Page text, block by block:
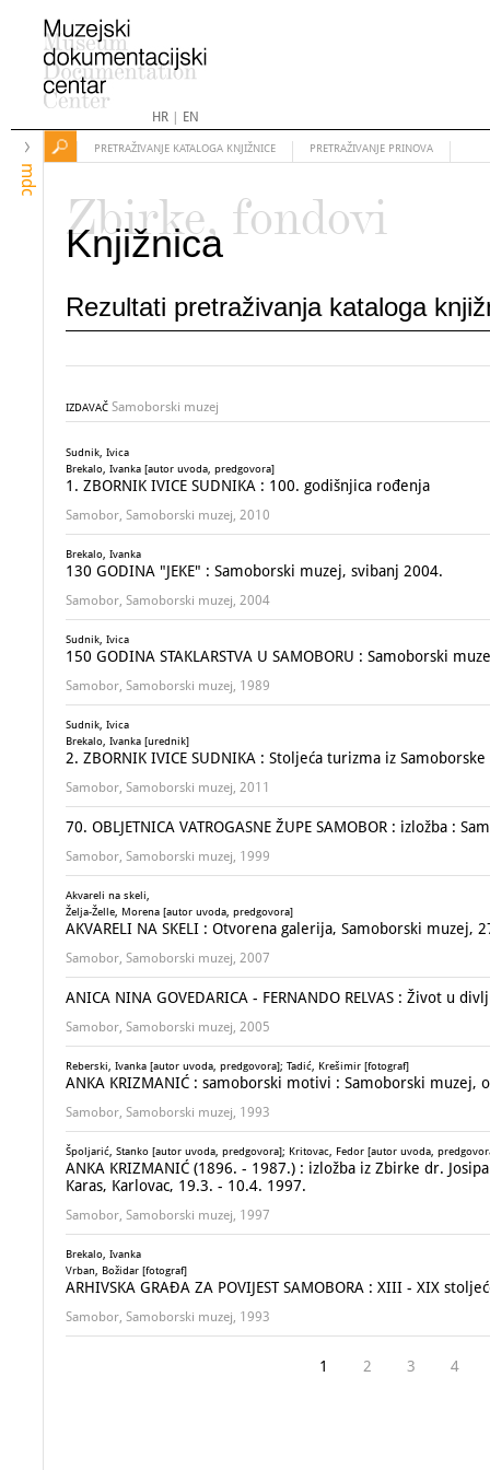
HR| EN
mdc
PRETRAŽIVANJE KATALOGA KNJIŽNICE PRETRAŽIVANJE PRINOVA
Zbirke, fondovi
Knjižnica
Rezultati pretraživanja kataloga
IZDAVAČ Samoborski muzej
Sudnik, Ivica
Brekalo, Ivanka [autor uvoda, predgovora]
1. ZBORNIK IVICE SUDNIKA : 100. godišnjica rođenja
Samobor, Samoborski muzej, 2010
Brekalo, Ivanka
130 GODINA "JEKE" : Samoborski muzej, svibanj 2004.
Samobor, Samoborski muzej, 2004
Sudnik, Ivica
150 GODINA STAKLARSTVA U SAMOBORU : Samoborski
Samobor, Samoborski muzej, 1989
Sudnik, Ivica
Brekalo, Ivanka [urednik]
2. ZBORNIK IVICE SUDNIKA : Stoljeća turizma iz
Samobor, Samoborski muzej, 2011
70. OBLJETNICA VATROGASNE ŽUPE SAMOBOR : izložba :
Samobor, Samoborski muzej, 1999
Akvareli na skeli,
Želja-Želle, Morena [autor uvoda, predgovora]
AKVARELI NA SKELI : Otvorena galerija, Samoborski muzej,
Samobor, Samoborski muzej, 2007
ANICA NINA GOVEDARICA - FERNANDO RELVAS : Život u
Samobor, Samoborski muzej, 2005
Reberski, Ivanka [autor uvoda, predgovora]; Tadić, Krešimir [fotograf]
ANKA KRIZMANIĆ : samoborski motivi : Samoborski muzej,
Samobor, Samoborski muzej, 1993
Špoljarić, Stanko [autor uvoda, predgovora]; Kritovac, Fedor [autor uvoda,
ANKA KRIZMANIĆ (1896. - 1987.) : izložba iz Zbirke dr.
Karas, Karlovac, 19.3. - 10.4. 1997.
Samobor, Samoborski muzej, 1997
Brekalo, Ivanka
Vrban, Božidar [fotograf]
ARHIVSKA GRAĐA ZA POVIJEST SAMOBORA : XIII - XIX
Samobor, Samoborski muzej, 1993
1 2 3 4